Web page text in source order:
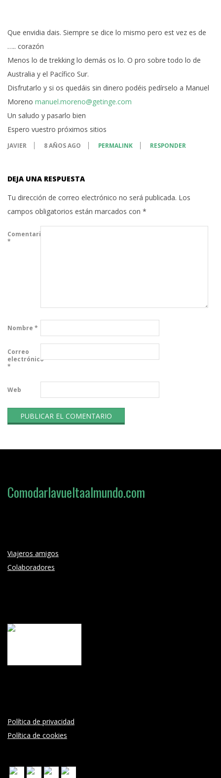
Que envidia dais. Siempre se dice lo mismo pero est vez es de
….. corazón
Menos lo de trekking lo demás os lo. O pro sobre todo lo de
Australia y el Pacífico Sur.
Disfrutarlo y si os quedáis sin dinero podéis pedírselo a Manuel
Moreno manuel.moreno@getinge.com
Un saludo y pasarlo bien
Espero vuestro próximos sitios
JAVIER 8 AÑOS AGO PERMALINK RESPONDER
DEJA UNA RESPUESTA
Tu dirección de correo electrónico no será publicada. Los
campos obligatorios están marcados con *
Comentario
*
Nombre *
Correo
electrónico
*
Web
Comodarlavueltaalmundo.com
Viajeros amigos
Colaboradores
Política de privacidad
Política de cookies